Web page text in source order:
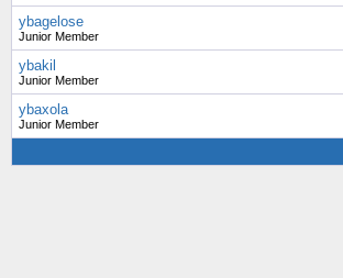
ybagelose
Junior Member
ybakil
Junior Member
ybaxola
Junior Member